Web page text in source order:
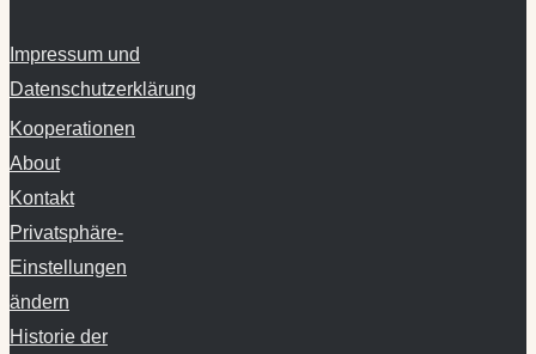
Impressum und
Datenschutzerklärung
Kooperationen
About
Kontakt
Privatsphäre-
Einstellungen
ändern
Historie der